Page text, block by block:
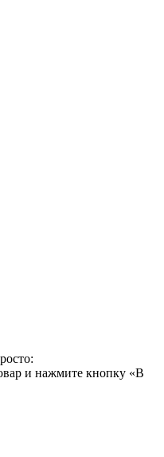
и нажмите кнопку «В